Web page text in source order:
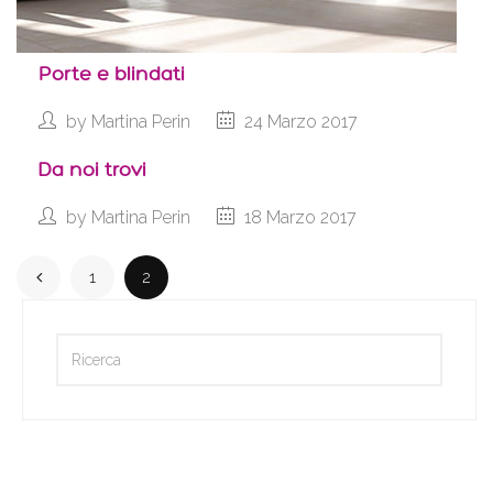
Porte e blindati
by Martina Perin 24 Marzo 2017
Da noi trovi
by Martina Perin 18 Marzo 2017
1 2